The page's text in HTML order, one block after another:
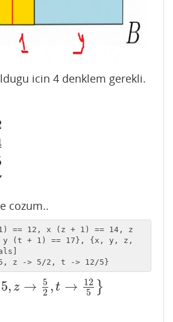
icin 4 denklem gerekli.
cozum..
== 12, x (z + 1) == 14, z
y (t + 1) == 17}, {x, y, z,
z -> 5/2, t -> 12/5}
5, z →
5
2 , t →
12
5
}
2,t → 125 }